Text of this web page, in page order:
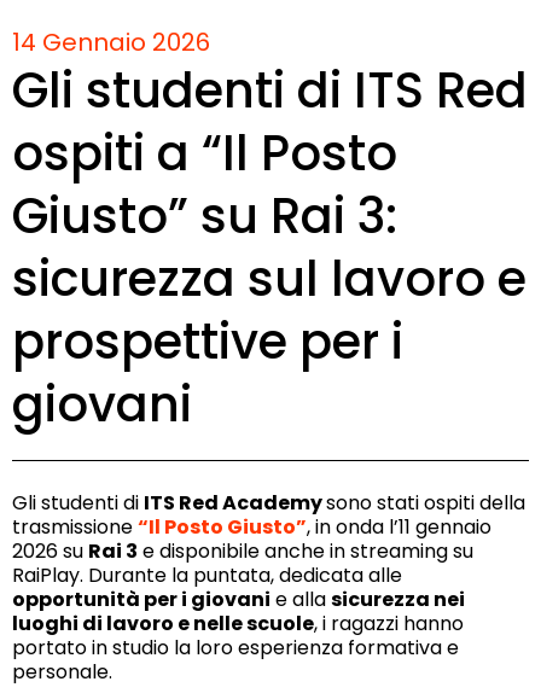
14 Gennaio 2026
Gli studenti di ITS Red
ospiti a “Il Posto
Giusto” su Rai 3:
sicurezza sul lavoro e
prospettive per i
giovani
Gli studenti di ITS Red Academysono stati ospiti della
trasmissione“Il Posto Giusto”, in onda l’11 gennaio
2026 su Rai 3 e disponibile anche in streaming su
RaiPlay. Durante la puntata, dedicata alle
opportunità per i giovani e allasicurezza nei
luoghi di lavoro e nelle scuole, i ragazzi hanno
portato in studio la loro esperienza formativa e
personale.